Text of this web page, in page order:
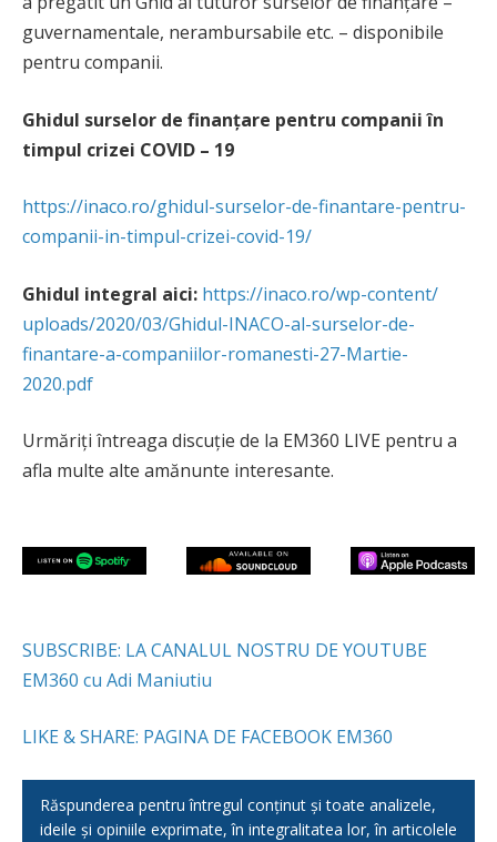
guvernamentale, nerambursabile etc. – disponibile
pentru companii.
Ghidul surselor de finanțare pentru companii în
timpul crizei COVID – 19
https://inaco.ro/ghidul-surselor-de-finantare-pentru-
companii-in-timpul-crizei-covid-19/
Ghidul integral aici: https://inaco.ro/wp-content/
uploads/2020/03/Ghidul-INACO-al-surselor-de-
finantare-a-companiilor-romanesti-27-Martie-
2020.pdf
Urmăriți întreaga discuție de la EM360 LIVE pentru a
afla multe alte amănunte interesante.
SUBSCRIBE: LA CANALUL NOSTRU DE YOUTUBE
EM360 cu Adi Maniutiu
LIKE & SHARE: PAGINA DE FACEBOOK EM360
Răspunderea pentru întregul conținut și toate analizele,
ideile și opiniile exprimate, în integralitatea lor, în articolele